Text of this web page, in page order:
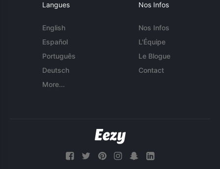
Langues
English
Español
Português
Deutsch
More...
Nos Infos
Nos Infos
L'Équipe
Le Blogue
Contact